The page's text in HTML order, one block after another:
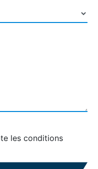
les conditions